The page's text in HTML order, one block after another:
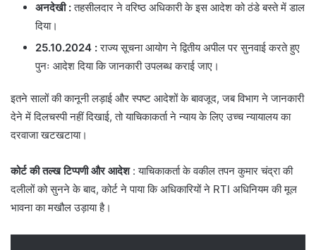
अनदेखी :तहसीलदार ने वरिष्ठ अधिकारी के इस आदेश को ठंडे बस्ते में डाल
दिया।
25.10.2024 :राज्य सूचना आयोग ने द्वितीय अपील पर सुनवाई करते हुए
पुनः आदेश दिया कि जानकारी उपलब्ध कराई जाए।
​इतने सालों की कानूनी लड़ाई और स्पष्ट आदेशों के बावजूद, जब विभाग ने जानकारी
देने में दिलचस्पी नहीं दिखाई, तो याचिकाकर्ता ने न्याय के लिए उच्च न्यायालय का
दरवाजा खटखटाया।
कोर्ट की तल्ख टिप्पणी और आदेश: याचिकाकर्ता के वकील तपन कुमार चंद्रा की
दलीलों को सुनने के बाद, कोर्ट ने पाया कि अधिकारियों ने RTI अधिनियम की मूल
भावना का मखौल उड़ाया है।